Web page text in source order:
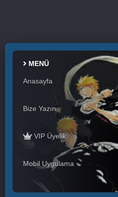
MENÜ
Anasayfa
Bize Yazın
VIP Üyelik
Mobil Uygulama